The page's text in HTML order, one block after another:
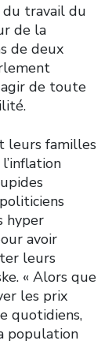
du travail du
de la
de deux
de toute
leurs familles
hyper
avoir
leurs
« Alors que
les prix
quotidiens,
population